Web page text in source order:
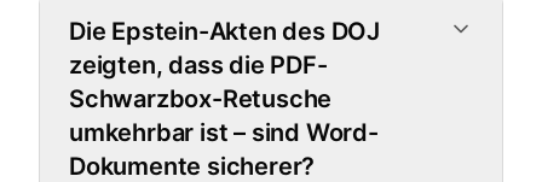
Office-Add-In
Die Epstein-Akten des DOJ
zeigten, dass die PDF-
Schwarzbox-Retusche
umkehrbar ist – sind Word-
Dokumente sicherer?